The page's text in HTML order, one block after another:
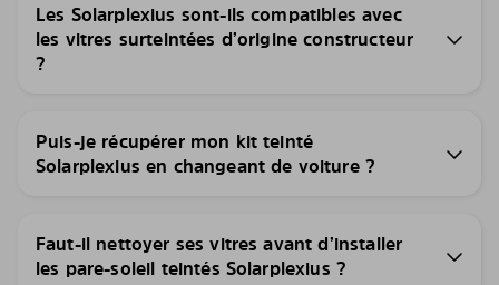
Les Solarplexius sont-ils compatibles avec
les vitres surteintées d’origine constructeur
?
Puis-je récupérer mon kit teinté
Solarplexius en changeant de voiture ?
Faut-il nettoyer ses vitres avant d’installer
les pare-soleil teintés Solarplexius ?